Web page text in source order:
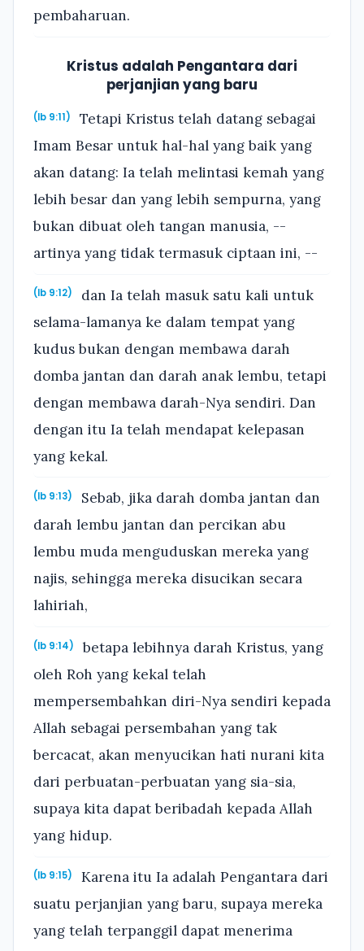
pembaharuan.
Kristus adalah Pengantara dari
perjanjian yang baru
(Ib 9:11)
Tetapi Kristus telah datang sebagai
Imam Besar untuk hal-hal yang baik yang
akan datang: Ia telah melintasi kemah yang
lebih besar dan yang lebih sempurna, yang
bukan dibuat oleh tangan manusia, --
artinya yang tidak termasuk ciptaan ini, --
(Ib 9:12)
dan Ia telah masuk satu kali untuk
selama-lamanya ke dalam tempat yang
kudus bukan dengan membawa darah
domba jantan dan darah anak lembu, tetapi
dengan membawa darah-Nya sendiri. Dan
dengan itu Ia telah mendapat kelepasan
yang kekal.
(Ib 9:13)
Sebab, jika darah domba jantan dan
darah lembu jantan dan percikan abu
lembu muda menguduskan mereka yang
najis, sehingga mereka disucikan secara
lahiriah,
(Ib 9:14)
betapa lebihnya darah Kristus, yang
oleh Roh yang kekal telah
mempersembahkan diri-Nya sendiri kepada
Allah sebagai persembahan yang tak
bercacat, akan menyucikan hati nurani kita
dari perbuatan-perbuatan yang sia-sia,
supaya kita dapat beribadah kepada Allah
yang hidup.
(Ib 9:15)
Karena itu Ia adalah Pengantara dari
suatu perjanjian yang baru, supaya mereka
yang telah terpanggil dapat menerima